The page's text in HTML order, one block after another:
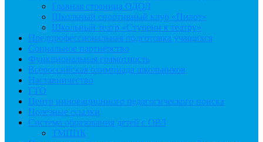
Главная страница ОДОД
Школьный спортивный клуб «Пилот»
Школьный театр «Ступени к театру»
Предпрофессиональная подготовка учащихся
Социальное партнёрство
Функциональная грамотность
Всероссийская олимпиада школьников
Наставничество
ГТО
Центр инновационного педагогического поиска
Полезные ссылки
Система образования детей с ОВЗ
ТМППК